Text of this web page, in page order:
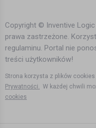
Copyright © Inventive
prawa zastrzeżone.
regulaminu. Portal nie
treści użytkowników!
Strona korzysta z plików
Prywatności. W każdej chwili
cookies